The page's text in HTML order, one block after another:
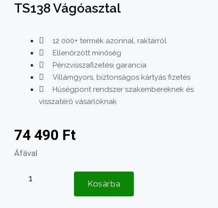
TS138 Vágóasztal
12 000+ termék azonnal, raktárról
Ellenőrzött minőség
Pénzvisszafizetési garancia
Villámgyors, biztonságos kártyás fizetés
Hűségpont rendszer szakembereknek és
visszatérő vásárlóknak
74 490 Ft
Áfával
Husqvarna
Kosárba